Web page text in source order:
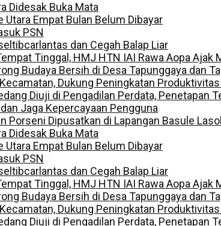
Didesak Buka Mata
Utara Empat Bulan Belum Dibayar
PSN
dan Cegah Balap Liar
Tinggal, HMJ HTN IAI Rawa Aopa Ajak
Budaya Bersih di Desa Tapunggaya dan
Dukung Peningkatan
Diuji di Pengadilan Perdata, Penetapan
Jaga Kepercayaan Pengguna
Porseni Dipusatkan di Lapangan Basule
Didesak Buka Mata
Utara Empat Bulan Belum Dibayar
PSN
dan Cegah Balap Liar
Tinggal, HMJ HTN IAI Rawa Aopa Ajak
Budaya Bersih di Desa Tapunggaya dan
Dukung Peningkatan
Diuji di Pengadilan Perdata, Penetapan